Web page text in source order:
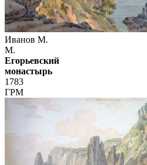
Иванов М.
М.
Егорьевский
монастырь
1783
ГРМ